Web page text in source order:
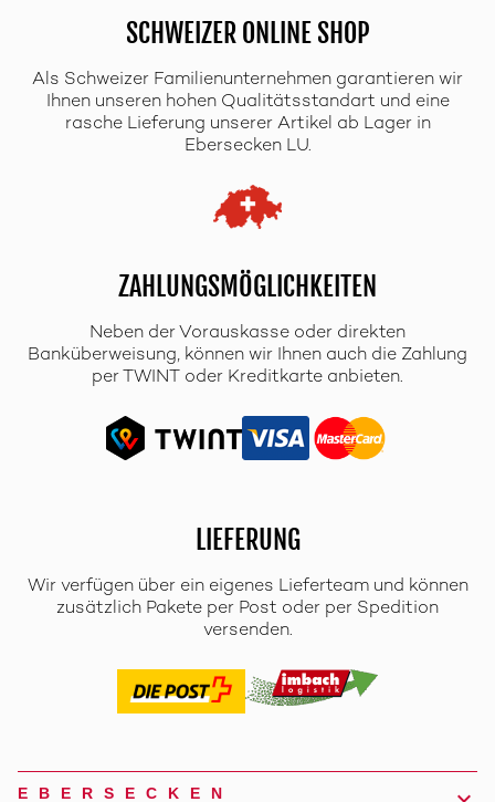
SCHWEIZER ONLINE SHOP
Als Schweizer Familienunternehmen garantieren wir
Ihnen unseren hohen Qualitätsstandart und eine
rasche Lieferung unserer Artikel ab Lager in
Ebersecken LU.
ZAHLUNGSMÖGLICHKEITEN
Neben der Vorauskasse oder direkten
Banküberweisung, können wir Ihnen auch die Zahlung
per TWINT oder Kreditkarte anbieten.
LIEFERUNG
Wir verfügen über ein eigenes Lieferteam und können
zusätzlich Pakete per Post oder per Spedition
versenden.
EBERSECKEN